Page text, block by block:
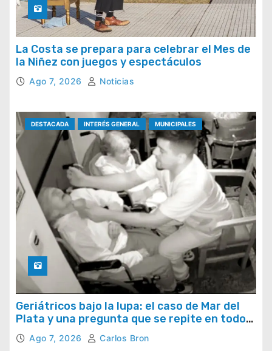
La Costa se prepara para celebrar el Mes de
la Niñez con juegos y espectáculos
Ago 7, 2026 Noticias
DESTACADA INTERÉS GENERAL MUNICIPALES
Geriátricos bajo la lupa: el caso de Mar del
Plata y una pregunta que se repite en todo
el país
Ago 7, 2026 Carlos Bron